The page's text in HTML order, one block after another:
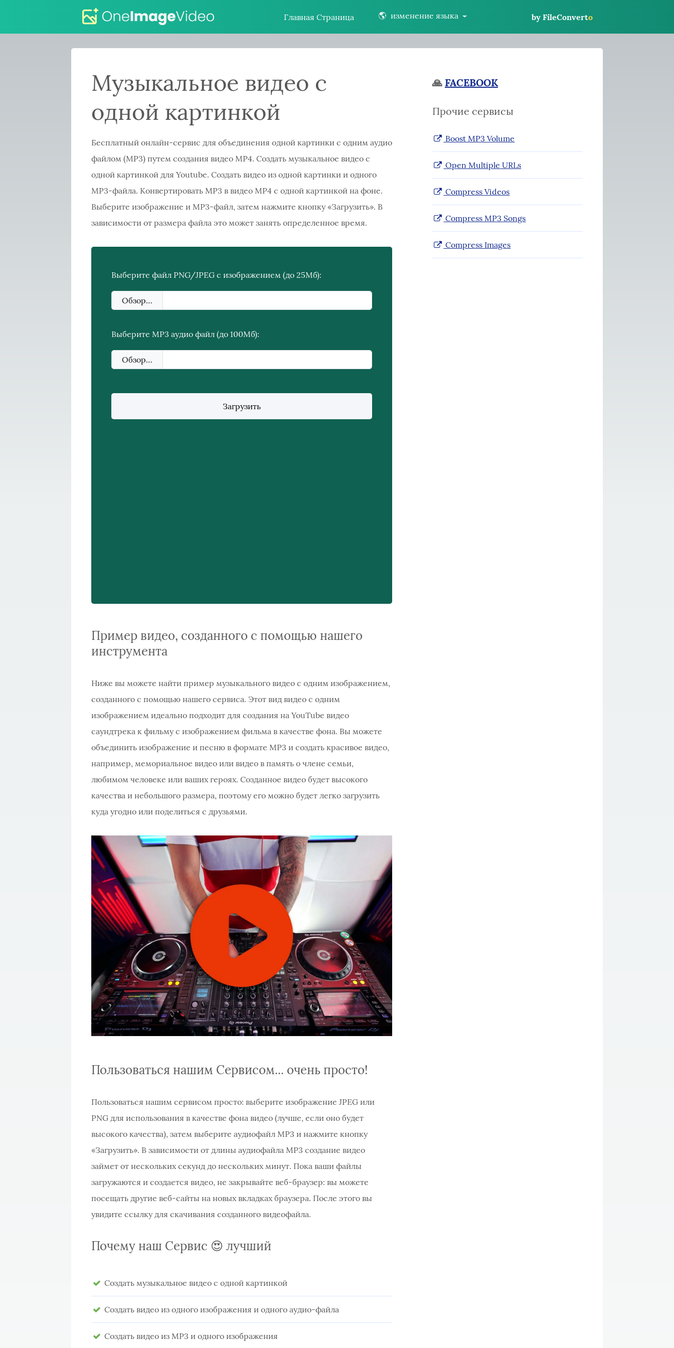
Главная Страница 🌎 изменение языка by FileConverto
Музыкальное видео с
одной картинкой
Бесплатный онлайн-сервис для объединения одной картинки с одним аудио
файлом (MP3) путем создания видео MP4. Создать музыкальное видео с
одной картинкой для Youtube. Создать видео из одной картинки и одного
MP3-файла. Конвертировать MP3 в видео MP4 с одной картинкой на фоне.
Выберите изображение и MP3-файл, затем нажмите кнопку «Загрузить». В
зависимости от размера файла это может занять определенное время.
Выберите файл PNG/JPEG с изображением (до 25Мб):
Обзор…
Выберите MP3 аудио файл (до 100Мб):
Обзор…
Загрузить
Пример видео, созданного с помощью нашего
инструмента
Ниже вы можете найти пример музыкального видео с одним изображением,
созданного с помощью нашего сервиса. Этот вид видео с одним
изображением идеально подходит для создания на YouTube видео
саундтрека к фильму с изображением фильма в качестве фона. Вы можете
объединить изображение и песню в формате MP3 и создать красивое видео,
например, мемориальное видео или видео в память о члене семьи,
любимом человеке или ваших героях. Созданное видео будет высокого
качества и небольшого размера, поэтому его можно будет легко загрузить
куда угодно или поделиться с друзьями.
Пользоваться нашим Сервисом... очень просто!
Пользоваться нашим сервисом просто: выберите изображение JPEG или
PNG для использования в качестве фона видео (лучше, если оно будет
высокого качества), затем выберите аудиофайл MP3 и нажмите кнопку
«Загрузить». В зависимости от длины аудиофайла MP3 создание видео
займет от нескольких секунд до нескольких минут. Пока ваши файлы
загружаются и создается видео, не закрывайте веб-браузер: вы можете
посещать другие веб-сайты на новых вкладках браузера. После этого вы
увидите ссылку для скачивания созданного видеофайла.
Почему наш Сервис 😍 лучший
Создать музыкальное видео с одной картинкой
Создать видео из одного изображения и одного аудио-файла
Создать видео из MP3 и одного изображения
🙏 FACEBOOK
Прочие сервисы
Boost MP3 Volume
Open Multiple URLs
Compress Videos
Compress MP3 Songs
Compress Images